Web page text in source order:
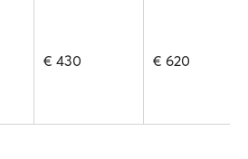
€ 430 € 620